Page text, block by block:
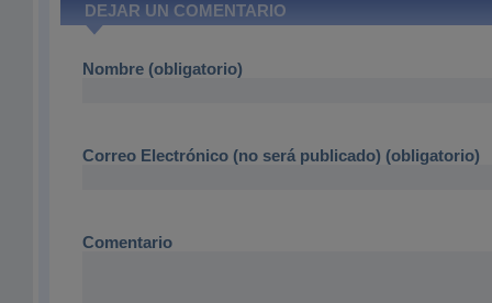
DEJAR UN COMENTARIO
Nombre (obligatorio)
Correo Electrónico (no será publicado) (obligatorio)
Comentario